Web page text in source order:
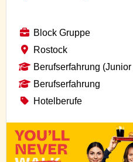
Block Gruppe
Rostock
Berufserfahrung
Berufserfahrung
Hotelberufe